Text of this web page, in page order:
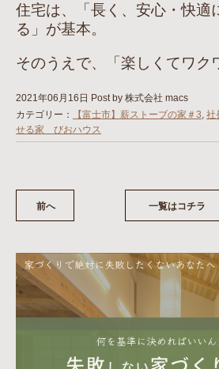
住宅は、「長く、安心・快適
る」が基本。
そのうえで、「楽しくてワク
2021年06月16日 Post by 株式会社 macs
カテゴリー：
【富士市】薪ストーブの家＃3, 社
せる家 びおハウス
前へ 一覧はコチラ